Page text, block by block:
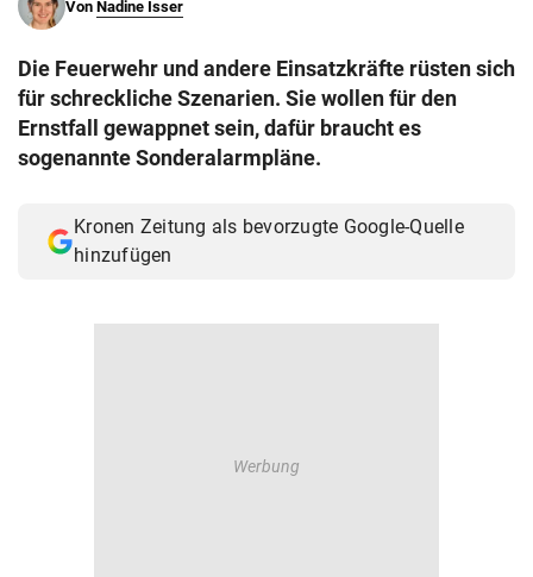
Von Nadine Isser
Die Feuerwehr und andere Einsatzkräfte rüsten sich
für schreckliche Szenarien. Sie wollen für den
Ernstfall gewappnet sein, dafür braucht es
sogenannte Sonderalarmpläne.
Kronen Zeitung als bevorzugte Google-Quelle
hinzufügen